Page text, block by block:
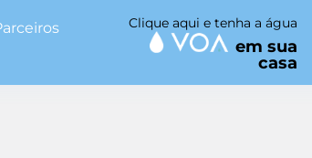
Clique aqui e tenha a água
em sua
casa